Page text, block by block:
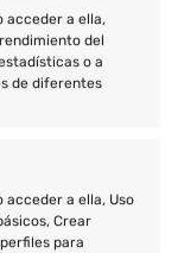
acceder a ella,
del
o a
de diferentes
a ella, Uso
Crear
para